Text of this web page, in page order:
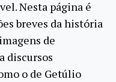
Nesta página é
breves da história
de
discursos
o de Getúlio